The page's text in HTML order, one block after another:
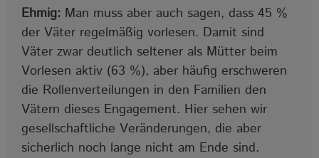
Ehmig: Man muss aber auch sagen, dass 45 %
der Väter regelmäßig vorlesen. Damit sind
Väter zwar deutlich seltener als Mütter beim
Vorlesen aktiv (63 %), aber häufig erschweren
die Rollenverteilungen in den Familien den
Vätern dieses Engagement. Hier sehen wir
gesellschaftliche Veränderungen, die aber
sicherlich noch lange nicht am Ende sind.